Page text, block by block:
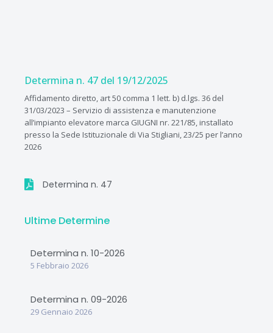
Determina n. 47 del 19/12/2025
Affidamento diretto, art 50 comma 1 lett. b) d.lgs. 36 del
31/03/2023 – Servizio di assistenza e manutenzione
all’impianto elevatore marca GIUGNI nr. 221/85, installato
presso la Sede Istituzionale di Via Stigliani, 23/25 per l’anno
2026
Determina n. 47
Ultime Determine
Determina n. 10-2026
5 Febbraio 2026
Determina n. 09-2026
29 Gennaio 2026